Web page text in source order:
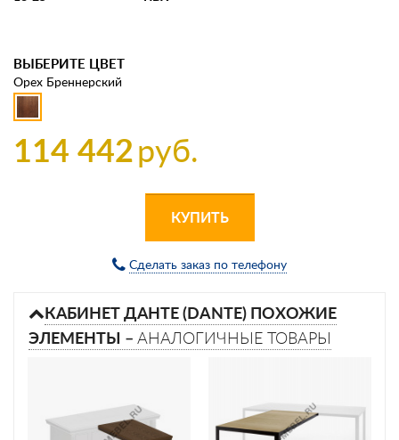
ВЫБЕРИТЕ ЦВЕТ
Орех Бреннерский
114 442руб.
КУПИТЬ
Сделать заказ по телефону
КАБИНЕТ ДАНТЕ (DANTE) ПОХОЖИЕ
ЭЛЕМЕНТЫ – АНАЛОГИЧНЫЕ ТОВАРЫ